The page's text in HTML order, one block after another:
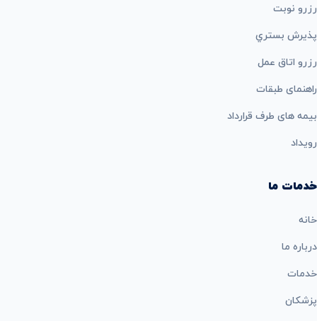
رزرو نوبت
پذيرش بستري
رزرو اتاق عمل
راهنمای طبقات
بيمه های طرف قرارداد
رویداد
خدمات ما
خانه
درباره ما
خدمات
پزشکان